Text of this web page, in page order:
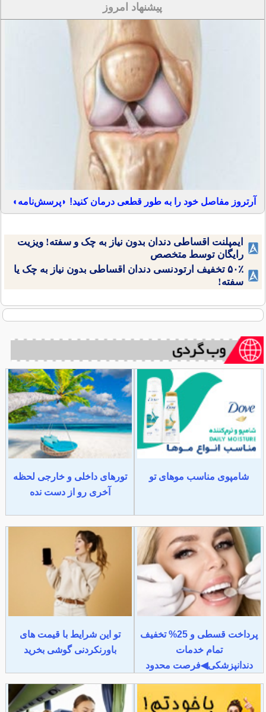
پیشنهاد امروز
آرتروز مفاصل خود را به طور قطعی درمان کنید! ◗پرسش‌نامه◖
ایمپلنت اقساطی دندان بدون نیاز به چک و سفته! ویزیت
رایگان توسط متخصص
۵۰٪ تخفیف ارتودنسی دندان اقساطی بدون نیاز به چک یا
سفته!
شامپوی مناسب موهای تو
تورهای داخلی و خارجی لحظه
آخری رو از دست نده
پرداخت قسطی و 25% تخفیف
تمام خدمات
دندانپزشکی◀فرصت محدود
تو این شرایط با قیمت های
باورنکردنی گوشی بخرید